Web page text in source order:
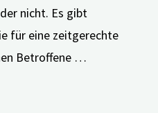
nicht. Es gibt
für eine zeitgerechte
Betroffene …